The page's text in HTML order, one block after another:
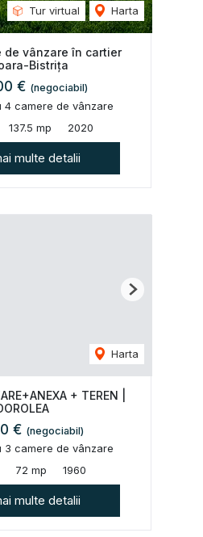
Tur virtual Harta
de vânzare în cartier
Bistrița
€ (negociabil)
4 camere de vânzare
137.5 mp 2020
multe detalii
Harta
Next
+ TEREN |
€ (negociabil)
3 camere de vânzare
72 mp 1960
multe detalii